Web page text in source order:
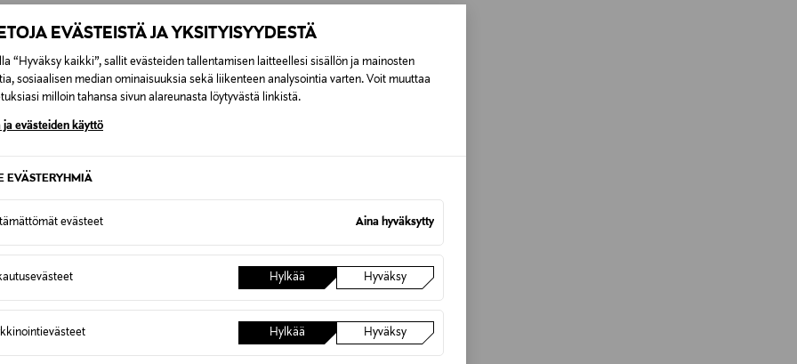
EVÄSTEISTÄ JA YKSITYISYYDESTÄ
“Hyväksy kaikki”, sallit evästeiden tallentamisen laitteellesi sisällön ja mainosten
sosiaalisen median ominaisuuksia sekä liikenteen analysointia varten. Voit muuttaa
milloin tahansa sivun alareunasta löytyvästä linkistä.
ja evästeiden käyttö
EVÄSTERYHMIÄ
evästeet Aina hyväksytty
Hylkää Hyväksy
Hylkää Hyväksy
Alk. 6,90 €, kun toimitus on saatavilla valittuun osoitteeseen.
NÄISTÄ